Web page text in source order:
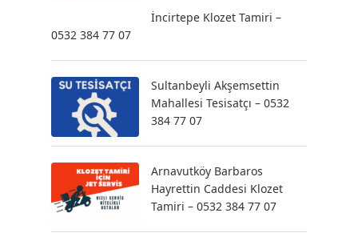
İncirtepe Klozet Tamiri –
0532 384 77 07
Sultanbeyli Akşemsettin
Mahallesi Tesisatçı – 0532
384 77 07
Arnavutköy Barbaros
Hayrettin Caddesi Klozet
Tamiri – 0532 384 77 07